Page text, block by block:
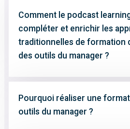
Comment le podcast
compléter et enrichir les
traditionnelles de formation
des outils du manager ?
Pourquoi réaliser une
outils du manager ?